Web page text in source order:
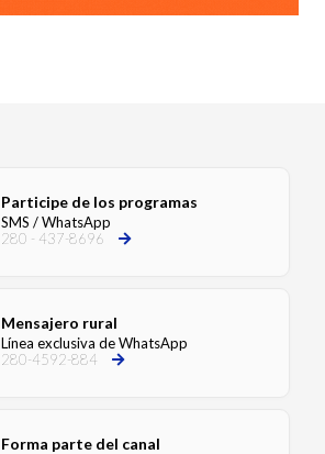
Participe de los programas
SMS / WhatsApp
280 - 437-8696
Mensajero rural
Línea exclusiva de WhatsApp
280-4592-884
Forma parte del canal